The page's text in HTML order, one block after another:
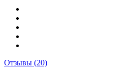
Отзывы (20)